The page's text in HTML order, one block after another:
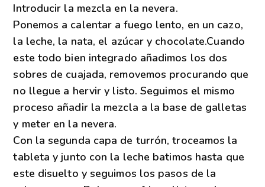
Introducir la mezcla en la nevera.
Ponemos a calentar a fuego lento, en un cazo,
la leche, la nata, el azúcar y chocolate.Cuando
este todo bien integrado añadimos los dos
sobres de cuajada, removemos procurando que
no llegue a hervir y listo. Seguimos el mismo
proceso añadir la mezcla a la base de galletas
y meter en la nevera.
Con la segunda capa de turrón, troceamos la
tableta y junto con la leche batimos hasta que
este disuelto y seguimos los pasos de la